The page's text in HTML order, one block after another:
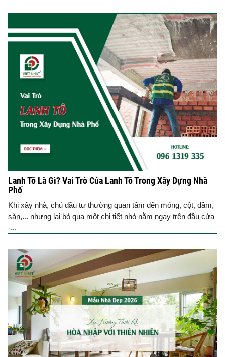
Lanh Tô Là Gì? Vai Trò Của Lanh Tô Trong Xây Dựng Nhà
Phố
Khi xây nhà, chủ đầu tư thường quan tâm đến móng, cột, dầm,
sàn,... nhưng lại bỏ qua một chi tiết nhỏ nằm ngay trên đầu cửa
-...